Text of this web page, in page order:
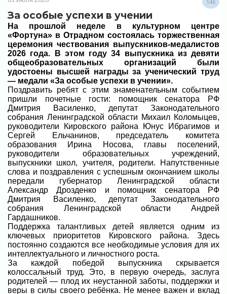
146
За особые успехи в учении
На прошлой неделе в культурном центре
«Фортуна» в Отрадном состоялась торжественная
церемония чествования выпускников-медалистов
2026 года. В этом году 34 выпускника из девяти
общеобразовательных организаций были
удостоены высшей награды за ученический труд
— медали «За особые успехи в учении».
Поздравить ребят с этим знаменательным событием
пришли почетные гости: помощник сенатора РФ
Дмитрия Василенко, депутат Законодательного
собрания Ленинградской области Михаил Коломыцев,
руководители Кировского района Юнус Ибрагимов и
Сергей Ельчанинов, председатель комитета
образования Ирина Носова, главы поселений,
руководители образовательных учреждений,
выпускники школ, учителя, родители. Напутственные
слова и поздравления с успешным окончанием школы
передали губернатор Ленинградской области
Александр Дрозденко и помощник сенатора РФ
Дмитрия Василенко, депутат Законодательного
собрания Ленинградской области Андрей
Гардашников.
Поддержка талантливых детей является одним из
ключевых приоритетов Кировского района. Здесь
постоянно создаются все необходимые условия для их
интеллектуального и личностного роста.
За каждой победой выпускника скрывается
колоссальный труд. Это, в первую очередь, заслуга
родителей — плод их неустанной заботы, поддержки и
веры в силы своего ребёнка. Не менее важен и вклад